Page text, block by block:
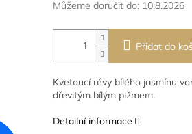
Můžeme doručit do: 10.8.2026
Přidat do
Kvetoucí révy bílého jasmínu
dřevitým bílým pižmem.
Detailní informace